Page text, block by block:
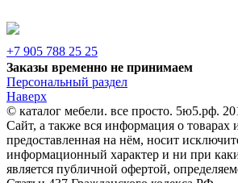
+7 905 788 25 25
Заказы временно не принимаем
Персональный раздел
Наверх
© каталог мебели. все просто. 5ю5.рф.
Сайт, а также вся информация о товарах
предоставленная на нём, носит
информационный характер и ни при
является публичной офертой,